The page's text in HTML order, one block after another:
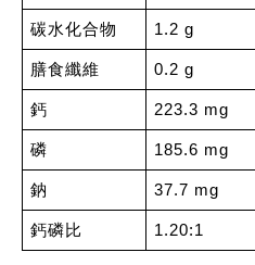
碳水化合物 1.2 g
膳食纖維 0.2 g
鈣 223.3 mg
磷 185.6 mg
鈉 37.7 mg
鈣磷比 1.20:1